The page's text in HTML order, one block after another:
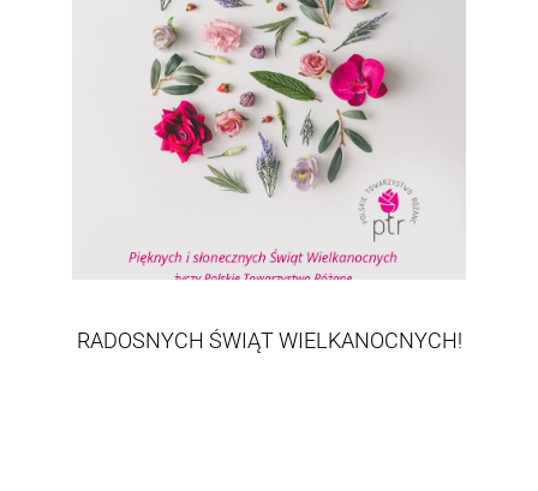
RADOSNYCH ŚWIĄT WIELKANOCNYCH!